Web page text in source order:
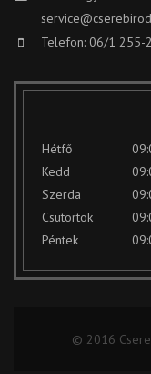
Telefon: 06/1 255-
Hétfő
Kedd
Szerda
Csütörtök
Péntek
© 2016